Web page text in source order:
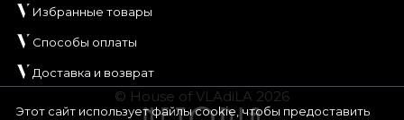
Этот сайт использует файлы cookie, чтобы предоставить
Избранные товары
Способы оплаты
Доставка и возврат
© House of VLAdiLA 2026